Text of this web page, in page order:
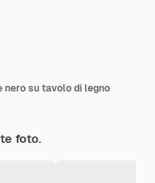
nero su tavolo di legno
foto.